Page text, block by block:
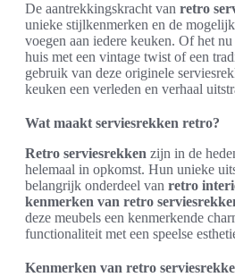
De aantrekkingskracht van retro
unieke stijlkenmerken en de
voegen aan iedere keuken. Of het
huis met een vintage twist of een
gebruik van deze originele
keuken een verleden en verhaal
Wat maakt serviesrekken retro?
Retro serviesrekken zijn in de
helemaal in opkomst. Hun unieke
belangrijk onderdeel van retro
kenmerken van retro
deze meubels een kenmerkende
functionaliteit met een speelse
Kenmerken van retro